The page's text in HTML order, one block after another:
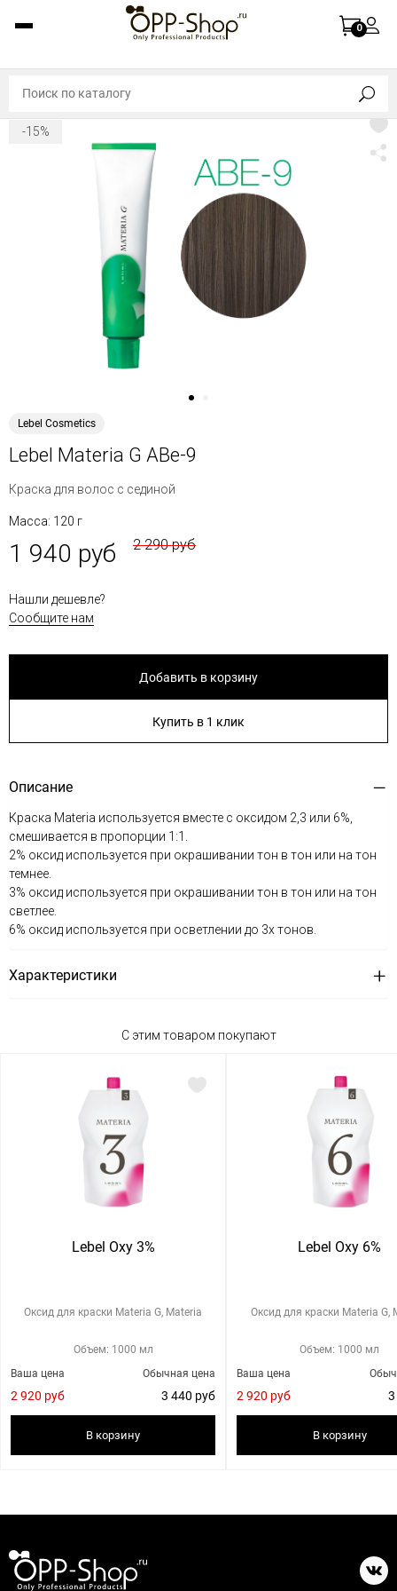
0
-15%
Lebel Cosmetics
Lebel Materia G ABe-9
Краска для волос с сединой
Масса: 120 г
1 940 руб 2 290 руб
Нашли дешевле?
Сообщите нам
Добавить в корзину
Купить в 1 клик
Описание
Краска Materia используется вместе с оксидом 2,3 или 6%,
смешивается в пропорции 1:1.
2% оксид используется при окрашивании тон в тон или на тон
темнее.
3% оксид используется при окрашивании тон в тон или на тон
светлее.
6% оксид используется при осветлении до 3х тонов.
Характеристики
С этим товаром покупают
Lebel Oxy 3%
Оксид для краски Materia G, Materia
Объем: 1000 мл
Обычная цена
3 440 руб
Ваша цена
2 920 руб
В корзину
Lebel Oxy 6%
Оксид для краски Materia G,
Объем: 1000 мл
3
Ваша цена
2 920 руб
В корзину